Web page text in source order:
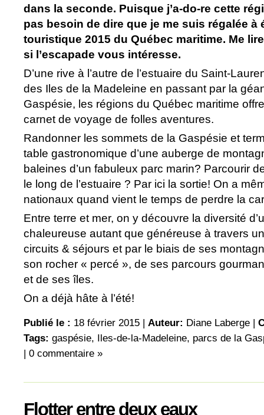
dans la seconde. Puisque j’a-do-re cette
pas besoin de dire que je me suis régalée à
touristique 2015 du Québec maritime. Me
si l’escapade vous intéresse.
D’une rive à l’autre de l’estuaire du Saint-
des Iles de la Madeleine en passant par la
Gaspésie, les régions du Québec maritime
carnet de voyage de folles aventures.
Randonner les sommets de la Gaspésie et
table gastronomique d’une auberge de
baleines d’un fabuleux parc marin? Parcourir
le long de l’estuaire ? Par ici la sortie! On a
nationaux quand vient le temps de perdre la
Entre terre et mer, on y découvre la diversité
chaleureuse autant que généreuse à travers
circuits & séjours et par le biais de ses
son rocher « percé », de ses parcours
et de ses îles.
On a déjà hâte à l’été!
Publié le : 18 février 2015 | Auteur: Diane Laberge |
Tags: gaspésie, Iles-de-la-Madeleine, parcs de la
| 0 commentaire »
Flotter entre deux eaux